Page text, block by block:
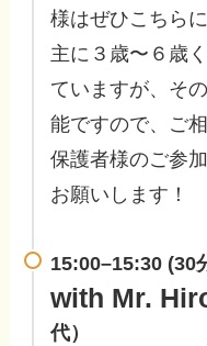
様はぜひこちら
主に３歳〜６歳
ていますが、そ
能ですので、ご
保護者様のご参
お願いします！
15:00–15:30 (30
with Mr.
代）